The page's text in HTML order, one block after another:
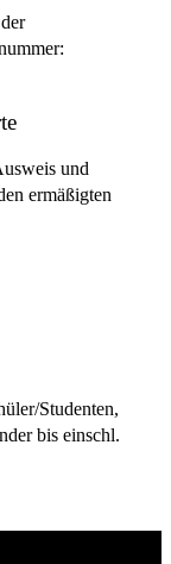
und
ermäßigten
Studenten,
bis einschl.